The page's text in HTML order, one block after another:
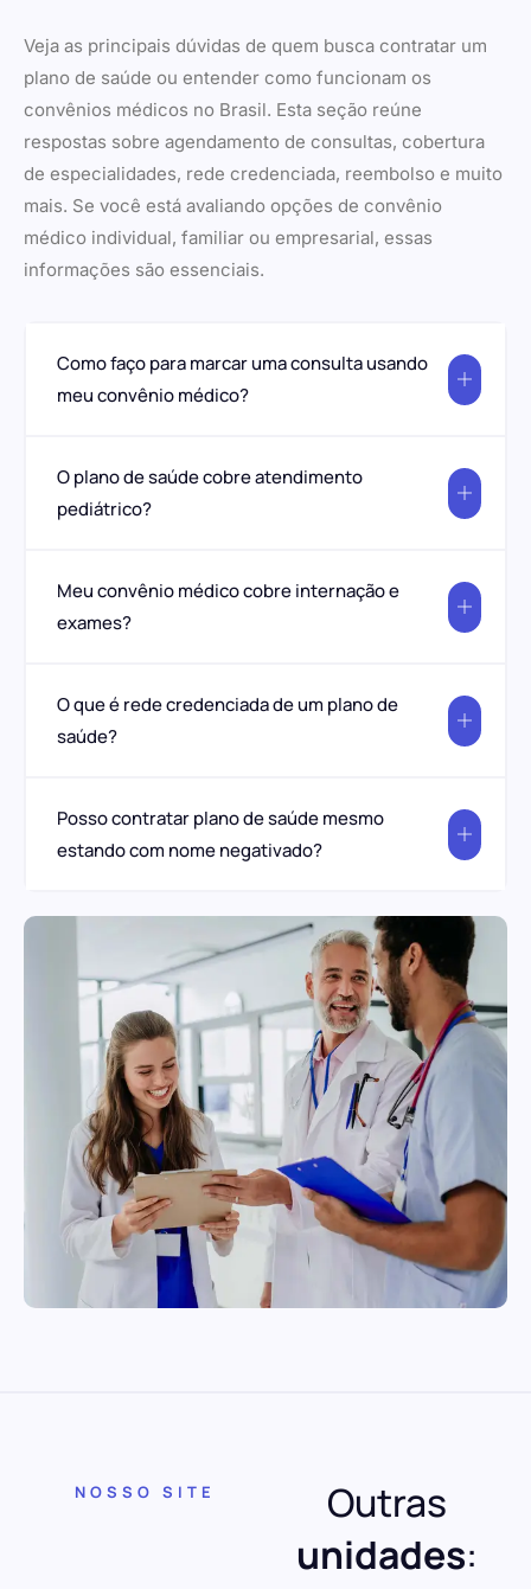
Veja as principais dúvidas de quem busca contratar um
plano de saúde ou entender como funcionam os
convênios médicos no Brasil. Esta seção reúne
respostas sobre agendamento de consultas, cobertura
de especialidades, rede credenciada, reembolso e muito
mais. Se você está avaliando opções de convênio
médico individual, familiar ou empresarial, essas
informações são essenciais.
Como faço para marcar uma consulta usando
meu convênio médico?
O plano de saúde cobre atendimento
pediátrico?
Meu convênio médico cobre internação e
exames?
O que é rede credenciada de um plano de
saúde?
Posso contratar plano de saúde mesmo
estando com nome negativado?
NOSSO SITE
Outras
unidades: